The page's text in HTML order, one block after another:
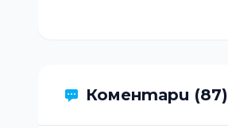
Коментари (87)